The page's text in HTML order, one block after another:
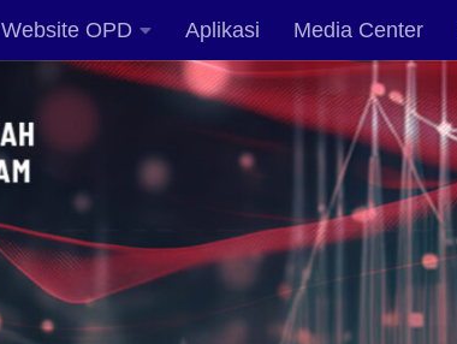
Website OPD Aplikasi Media Center